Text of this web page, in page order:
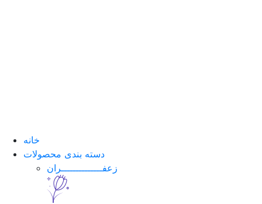
خانه
دسته بندی محصولات
زعفــــــــــــــران